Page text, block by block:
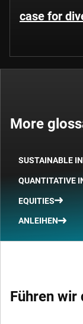
case for
More
SUSTAINABLE
QUANTITATIVE
EQUITIES
ANLEIHEN
Führen wir